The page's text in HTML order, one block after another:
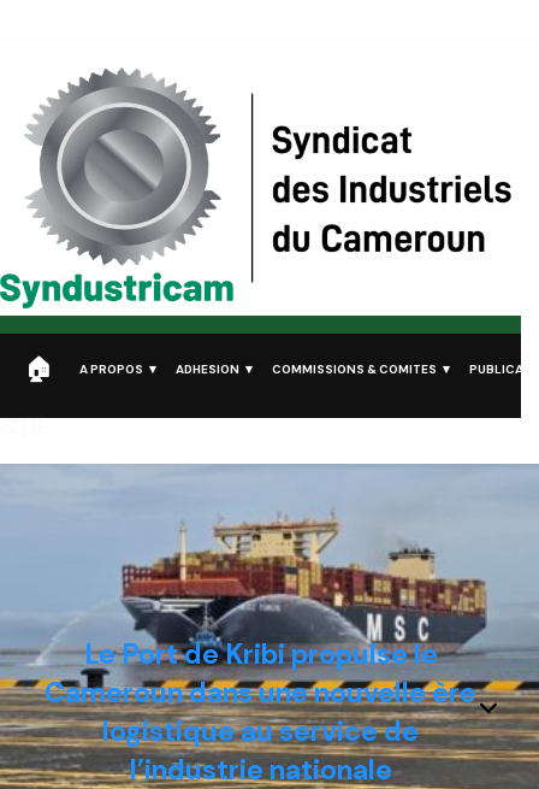
A PROPOS ADHESION COMMISSIONS & COMITES
Le Port de Kribi propulse le
Cameroun dans une nouvelle ère
logistique au service de
l’industrie nationale